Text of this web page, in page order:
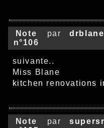
Note
n°106
par drblane
suivante..
Miss Blane
kitchen renovations
Note
par